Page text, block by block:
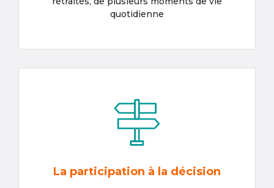
quotidienne
La participation à la décision